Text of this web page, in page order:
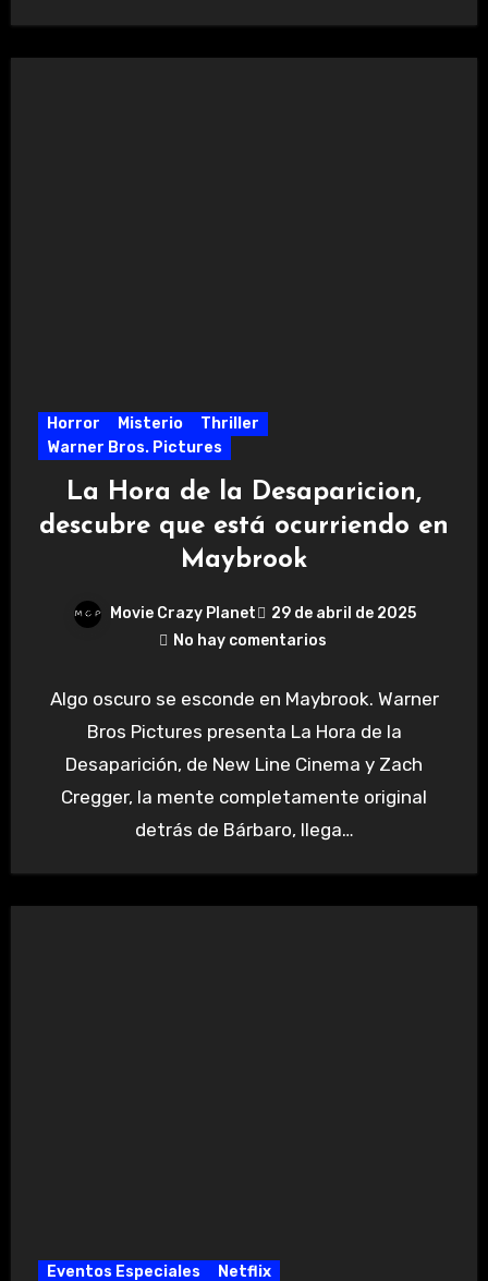
Horror Misterio
Thriller
Warner Bros. Pictures
La Hora de la Desaparicion,
descubre que está ocurriendo en
Maybrook
Movie Crazy Planet
29 de abril de 2025
No hay comentarios
Algo oscuro se esconde en Maybrook. Warner
Bros Pictures presenta La Hora de la
Desaparición, de New Line Cinema y Zach
Cregger, la mente completamente original
detrás de Bárbaro, llega…
Eventos Especiales Netflix